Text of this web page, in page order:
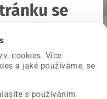
cookies. Více
a jaké používáme, se
s používáním
se
a už ji opravujeme.
stránku.